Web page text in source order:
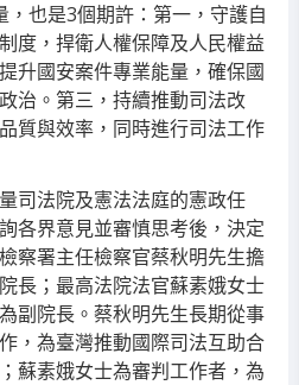
，也是3個期許：第一，守護自
度，捍衛人權保障及人民權益
升國安案件專業能量，確保國
治。第三，持續推動司法改
質與效率，同時進行司法工作
司法院及憲法法庭的憲政任
各界意見並審慎思考後，決定
察署主任檢察官蔡秋明先生擔
長；最高法院法官蘇素娥女士
副院長。蔡秋明先生長期從事
，為臺灣推動國際司法互助合
蘇素娥女士為審判工作者，為